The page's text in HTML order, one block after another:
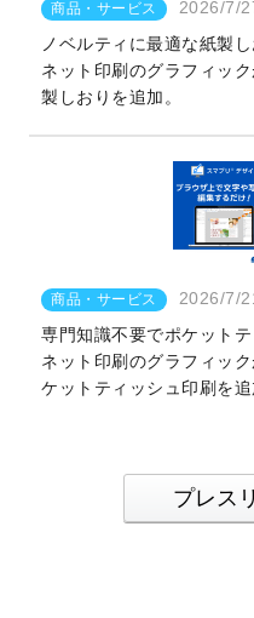
商品・サービス
2026/7/
ノベルティに最適な紙製
ネット印刷のグラフィッ
製しおりを追加。
商品・サービス
2026/7/
専門知識不要でポケット
ネット印刷のグラフィッ
ケットティッシュ印刷を追
プレス